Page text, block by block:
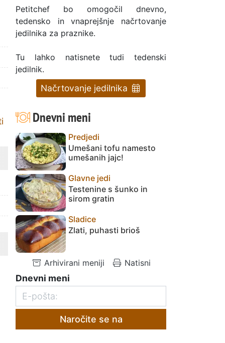
Petitchef bo omogočil dnevno,
tedensko in vnaprejšnje načrtovanje
jedilnika za praznike.
Tu lahko natisnete tudi tedenski
jedilnik.
Načrtovanje jedilnika
Dnevni meni
Predjedi
Umešani tofu namesto
umešanih jajc!
Glavne jedi
Testenine s šunko in
sirom gratin
Sladice
Zlati, puhasti brioš
Arhivirani meniji Natisni
Dnevni meni
Naročite se na